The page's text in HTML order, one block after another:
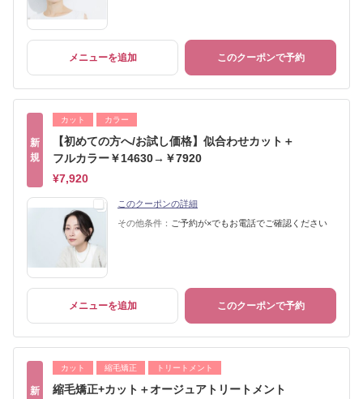
メニューを追加 このクーポンで予約
新
規
カット カラー
【初めての方へ/お試し価格】似合わせカット＋
フルカラー￥14630→￥7920
¥7,920
このクーポンの詳細
その他条件： ご予約が×でもお電話でご確認ください
メニューを追加 このクーポンで予約
新
カット 縮毛矯正 トリートメント
縮毛矯正+カット＋オージュアトリートメント